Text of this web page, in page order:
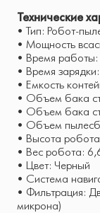
Технические
• Тип: Робот-
• Мощность
• Время
• Время
• Емкость
• Объем бака
• Объем бака
• Объем
• Высота
• Вес робота:
• Цвет: Черный
• Система
• Фильтрация:
микрона)